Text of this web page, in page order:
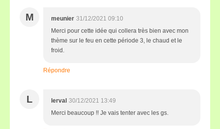
M meunier 31/12/2021 09:10
Merci pour cette idée qui collera très bien avec mon
thème sur le feu en cette période 3, le chaud et le
froid.
Répondre
L lerval 30/12/2021 13:49
Merci beaucoup !! Je vais tenter avec les gs.